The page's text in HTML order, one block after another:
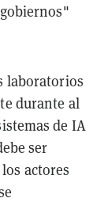
laboratorios
durante al
de IA
ser
actores